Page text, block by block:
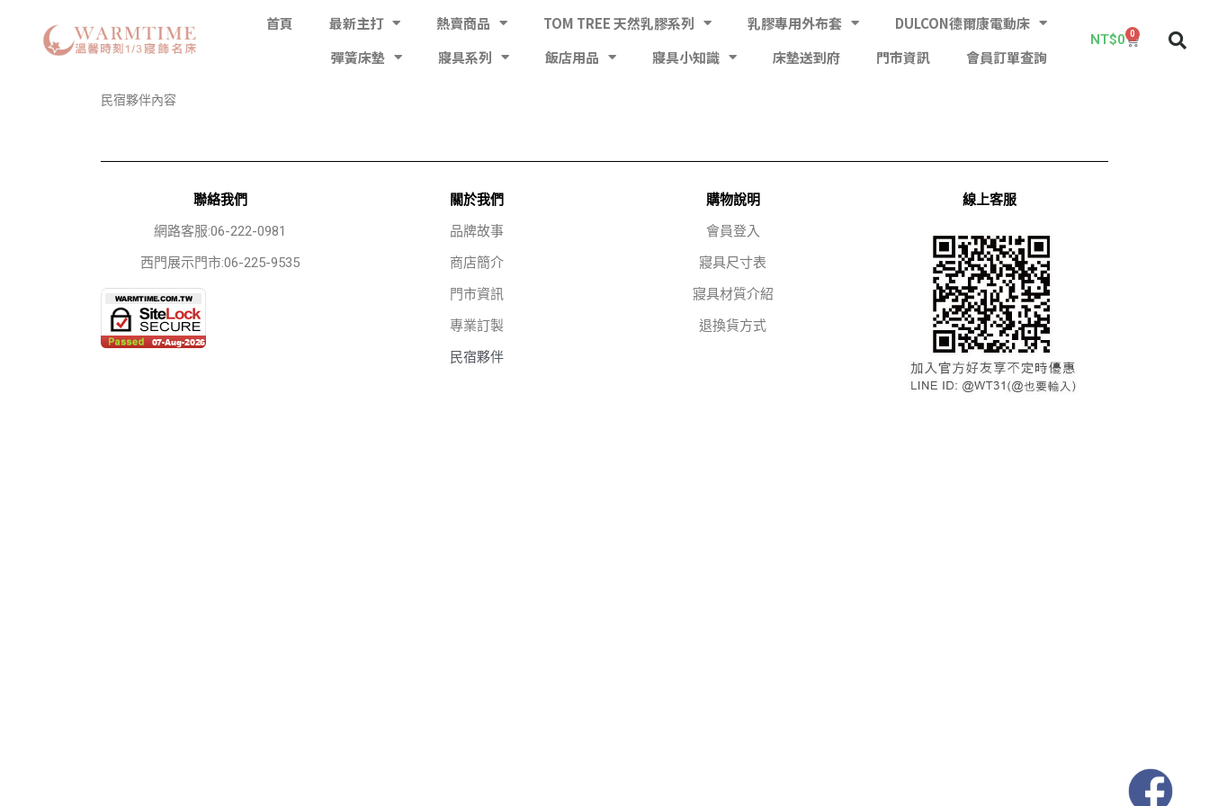
首頁 最新主打 熱賣商品 TOM TREE 天然乳膠系列 乳膠專用外布套
DULCON德爾康電動床
彈簧床墊
寢具系列 飯店用品 寢具小知識 床墊送到府 門市資訊 會員訂單查詢
NT$0 0
民宿夥伴內容
聯絡我們
網路客服:06-222-0981
西門展示門市:06-225-9535
關於我們
品牌故事
商店簡介
門市資訊
專業訂製
民宿夥伴
購物說明
會員登入
寢具尺寸表
寢具材質介紹
退換貨方式
線上客服